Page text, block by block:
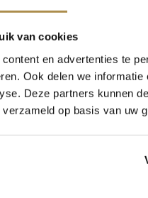
van cookies
en advertenties te
Ook delen we
Deze partners kunnen
op basis van uw